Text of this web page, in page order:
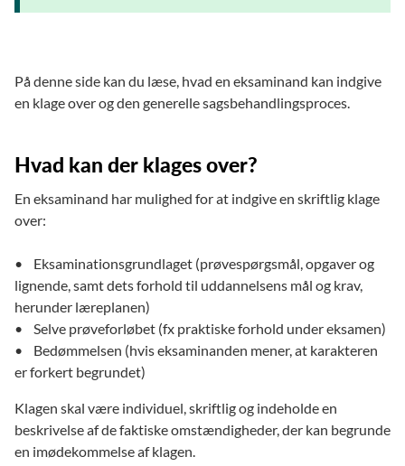
På denne side kan du læse, hvad en eksaminand kan indgive
en klage over og den generelle sagsbehandlingsproces.
Hvad kan der klages over?
En eksaminand har mulighed for at indgive en skriftlig klage
over:
• Eksaminationsgrundlaget (prøvespørgsmål, opgaver og
lignende, samt dets forhold til uddannelsens mål og krav,
herunder læreplanen)
• Selve prøveforløbet (fx praktiske forhold under eksamen)
• Bedømmelsen (hvis eksaminanden mener, at karakteren
er forkert begrundet)
Klagen skal være individuel, skriftlig og indeholde en
beskrivelse af de faktiske omstændigheder, der kan begrunde
en imødekommelse af klagen.